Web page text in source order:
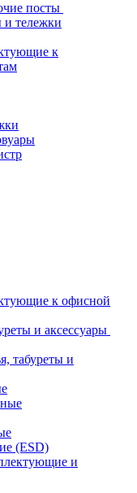
посты
тележки
к
к офисной
и аксессуары
табуреты и
(ESD)
и